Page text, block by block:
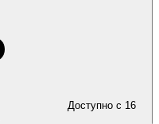
Доступно с 16